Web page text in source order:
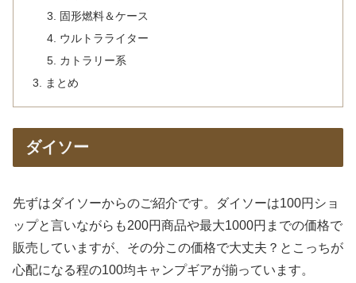
固形燃料＆ケース
ウルトラライター
カトラリー系
まとめ
ダイソー
先ずはダイソーからのご紹介です。ダイソーは100円ショ
ップと言いながらも200円商品や最大1000円までの価格で
販売していますが、その分この価格で大丈夫？とこっちが
心配になる程の100均キャンプギアが揃っています。